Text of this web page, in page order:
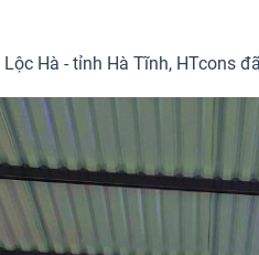
Hà - tỉnh Hà Tĩnh, HTcons